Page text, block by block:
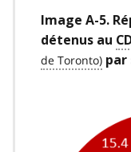
Image A-5.
détenus au
par